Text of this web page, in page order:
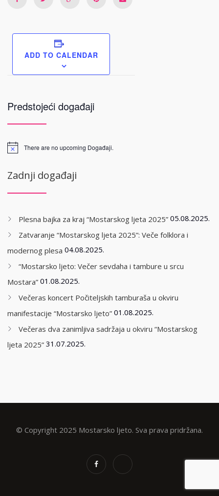
ADD TO CALENDAR
Predstojeći događaji
There are no upcoming Događaji.
Zadnji događaji
Plesna bajka za kraj “Mostarskog ljeta 2025” 05.08.2025.
Zatvaranje “Mostarskog ljeta 2025”: Veče folklora i
modernog plesa 04.08.2025.
“Mostarsko ljeto: Večer sevdaha i tambure u srcu
Mostara” 01.08.2025.
Večeras koncert Počiteljskih tamburaša u okviru
manifestacije “Mostarsko ljeto” 01.08.2025.
Večeras dva zanimljiva sadržaja u okviru “Mostarskog
ljeta 2025” 31.07.2025.
© Copyright 2025 Mostarsko ljeto. Sva prava pridržana.